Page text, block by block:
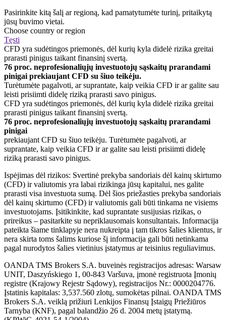
Pasirinkite kitą šalį ar regioną, kad pamatytumėte turinį, pritaikytą
jūsų buvimo vietai.
Choose country or region
Tęsti
CFD yra sudėtingos priemonės, dėl kurių kyla didelė rizika greitai
prarasti pinigus taikant finansinį svertą.
76 proc. neprofesionaliųjų investuotojų sąskaitų prarandami
pinigai prekiaujant CFD su šiuo teikėju.
Turėtumėte pagalvoti, ar suprantate, kaip veikia CFD ir ar galite sau
leisti prisiimti didelę riziką prarasti savo pinigus.
CFD yra sudėtingos priemonės, dėl kurių kyla didelė rizika greitai
prarasti pinigus taikant finansinį svertą.
76 proc. neprofesionaliųjų investuotojų sąskaitų prarandami
pinigai
prekiaujant CFD su šiuo teikėju. Turėtumėte pagalvoti, ar
suprantate, kaip veikia CFD ir ar galite sau leisti prisiimti didelę
riziką prarasti savo pinigus.
Ispėjimas dėl rizikos: Svertinė prekyba sandoriais dėl kainų skirtumo
(CFD) ir valiutomis yra labai rizikinga jūsų kapitalui, nes galite
prarasti visa investuota sumą. Dėl šios priežasties prekyba sandoriais
dėl kainų skirtumo (CFD) ir valiutomis gali būti tinkama ne visiems
investuotojams. Įsitikinkite, kad suprantate susijusias rizikas, o
prireikus – pasitarkite su nepriklausomais konsultantais. Informacija
pateikta šiame tinklapyje nera nukreipta į tam tikros šalies klientus, ir
nera skirta toms šalims kuriose šį informacija gali būti netinkama
pagal nurodytos šalies vietinius įstatymus ar teisinius reguliavimus.
OANDA TMS Brokers S.A. buveinės registracijos adresas: Warsaw
UNIT, Daszyńskiego 1, 00-843 Varšuva, įmonė registruota Įmonių
registre (Krajowy Rejestr Sądowy), registracijos Nr.: 0000204776.
Įstatinis kapitalas: 3,537.560 zlotų, sumokėtas pilnai. OANDA TMS
Brokers S.A. veiklą prižiuri Lenkijos Finansų Įstaigų Priežiūros
Tarnyba (KNF), pagal balandžio 26 d. 2004 metų įstatymą.